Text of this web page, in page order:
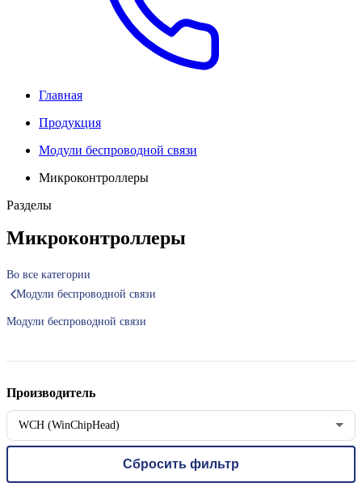
Главная
Продукция
Модули беспроводной связи
Микроконтроллеры
Разделы
Микроконтроллеры
Во все категории
Модули беспроводной связи
Модули беспроводной связи
Производитель
WCH (WinChipHead)